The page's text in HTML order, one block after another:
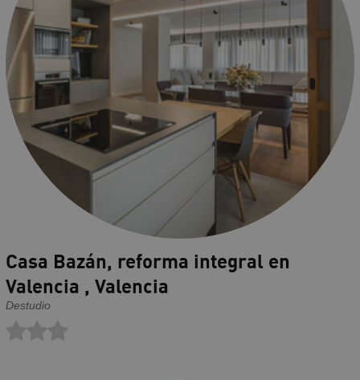
Casa Bazán, reforma integral en
Valencia , Valencia
Destudio